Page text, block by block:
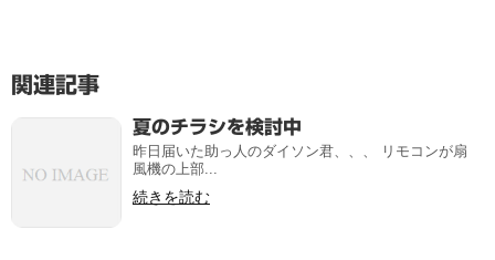
関連記事
夏のチラシを検討中
昨日届いた助っ人のダイソン君、、、 リモコンが扇
風機の上部...
続きを読む